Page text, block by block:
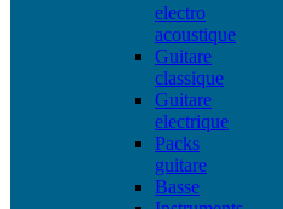
electro
acoustique
Guitare
classique
Guitare
electrique
Packs
guitare
Basse